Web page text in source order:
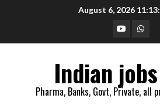
August 6, 2026
YouTube
Indian
Pharma, Banks, Govt, Private, all